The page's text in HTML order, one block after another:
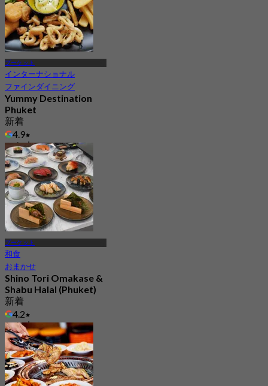
プーケット
インターナショナル
ファインダイニング
Yummy Destination
Phuket
新着
4.9
から฿ 230
プーケット
和食
おまかせ
Shino Tori Omakase &
Shabu Halal (Phuket)
新着
4.2
から฿ 990